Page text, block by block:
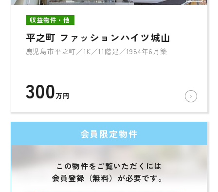
収益物件・他
平之町 ファッションハイツ城山
鹿児島市平之町／1K／11階建／1984年6月築
300万円
会員限定物件
この物件をご覧いただくには
会員登録（無料）が必要です。